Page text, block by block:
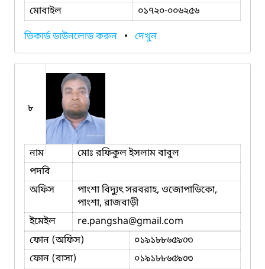
মোবাইল
০১৭২০-০০৬২৫৬
ভিকার্ড ডাউনলোড করুন • দেখুন
৮
নাম
মোঃ রফিকুল ইসলাম বাবুল
পদবি
অফিস
পাংশা বিদ্যুৎ সরবরাহ, ওজোপাডিকো,
পাংশা, রাজবাড়ী
ইমেইল
re.pangsha@gmail.com
ফোন (অফিস)
০১৯১৮৮৬৫৯৩৩
ফোন (বাসা)
০১৯১৮৮৬৫৯৩৩